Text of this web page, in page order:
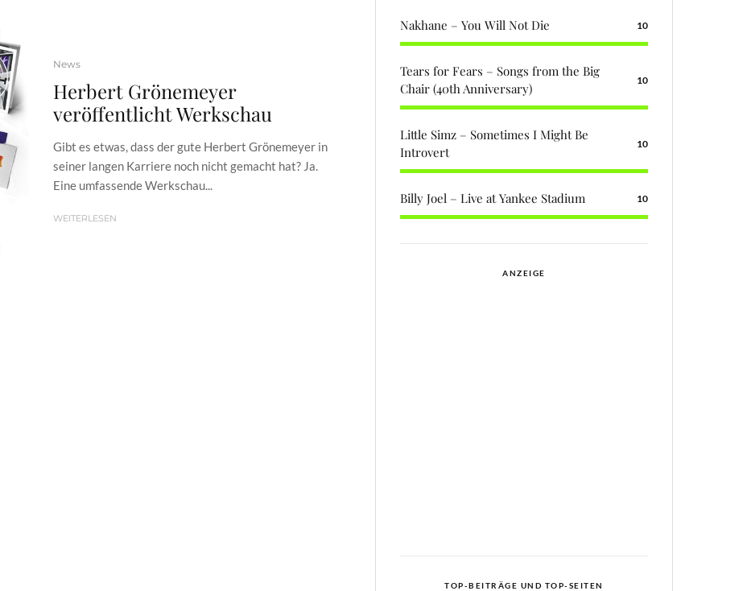
News
Herbert Grönemeyer
veröffentlicht Werkschau
Gibt es etwas, dass der gute Herbert Grönemeyer in
seiner langen Karriere noch nicht gemacht hat? Ja.
Eine umfassende Werkschau...
WEITERLESEN
Nakhane – You Will Not Die 10
Tears for Fears – Songs from the Big
Chair (40th Anniversary)
10
Little Simz – Sometimes I Might Be
Introvert
10
Billy Joel – Live at Yankee Stadium 10
ANZEIGE
TOP-BEITRÄGE UND TOP-SEITEN